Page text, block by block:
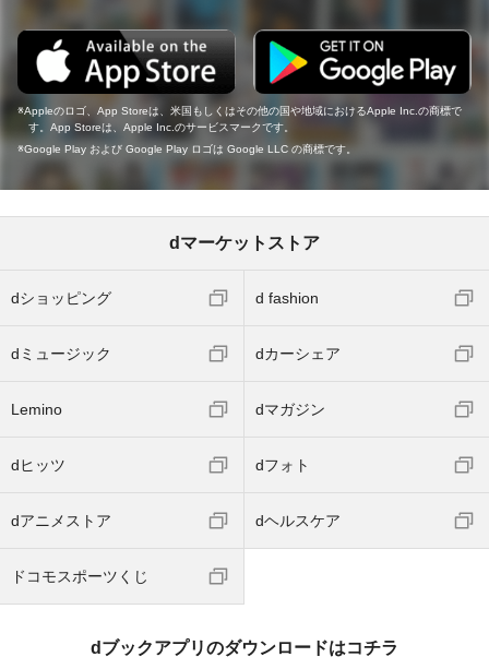
Appleのロゴ、App Storeは、米国もしくはその他の国や地域におけるApple Inc.の商標で
す。App Storeは、Apple Inc.のサービスマークです。
Google Play および Google Play ロゴは Google LLC の商標です。
dマーケットストア
dショッピング d fashion
dミュージック dカーシェア
Lemino dマガジン
dヒッツ dフォト
dアニメストア dヘルスケア
ドコモスポーツくじ
dブックアプリのダウンロードはコチラ